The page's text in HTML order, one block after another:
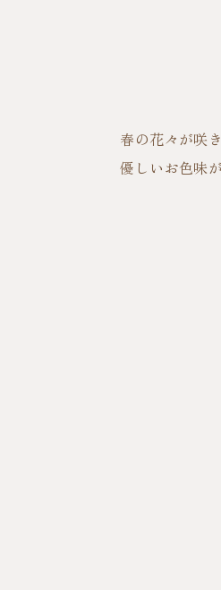
春の花々が咲
優しいお色味